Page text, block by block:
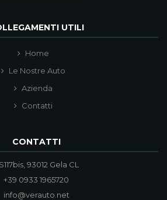
UTILI
Home
Le Nostre Auto
Azienda
Contatti
CONTATTI
93012 Gela CL
+39 0933 1965720
info@verauto.net